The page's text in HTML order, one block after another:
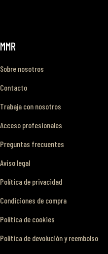
MMR
Sobre nosotros
Contacto
Trabaja con nosotros
Acceso profesionales
Preguntas frecuentes
Aviso legal
Política de privacidad
Condiciones de compra
Política de cookies
Política de devolución y reembolso